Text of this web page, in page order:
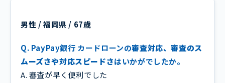
男性 / 福岡県 / 67歳
Q. PayPay銀行 カードローンの審査対応、審査のス
ムーズさや対応スピードさはいかがでしたか。
A. 審査が早く便利でした